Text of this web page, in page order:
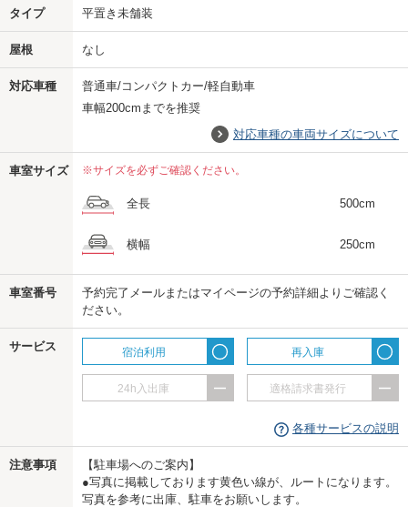
タイプ 平置き未舗装
屋根 なし
対応車種
普通車/コンパクトカー/軽自動車
車幅200cmまでを推奨
対応車種の車両サイズについて
車室サイズ ※サイズを必ずご確認ください。
全長 500cm
横幅 250cm
車室番号
予約完了メールまたはマイページの予約詳細よりご確認く
ださい。
サービス 宿泊利用 再入庫
24h入出庫 適格請求書発行
各種サービスの説明
注意事項
【駐車場へのご案内】
●写真に掲載しております黄色い線が、ルートになります。
写真を参考に出庫、駐車をお願いします。